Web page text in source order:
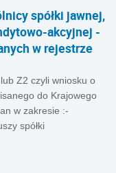
spółki jawnej,
akcyjnej -
w rejestrze
Z2 czyli wniosku o
do Krajowego
w zakresie :-
spółki